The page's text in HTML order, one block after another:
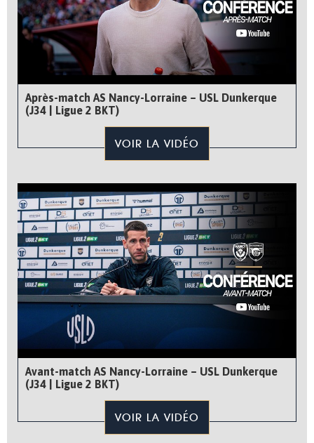
Après-match AS Nancy-Lorraine – USL Dunkerque
(J34 | Ligue 2 BKT)
VOIR LA VIDÉO
Avant-match AS Nancy-Lorraine – USL Dunkerque
(J34 | Ligue 2 BKT)
VOIR LA VIDÉO